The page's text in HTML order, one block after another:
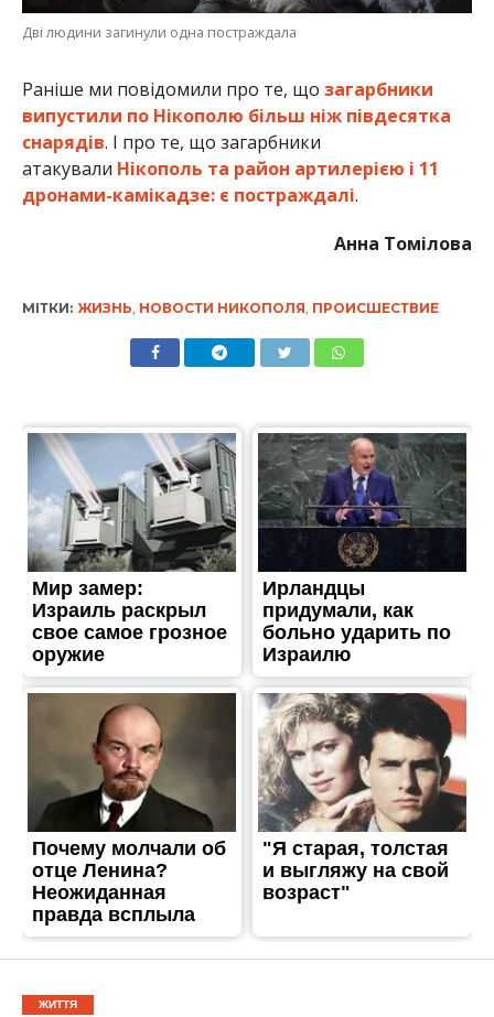
Дві людини загинули одна постраждала
Раніше ми повідомили про те, що загарбники
випустили по Нікополю більш ніж півдесятка
снарядів. І про те, що загарбники
атакували Нікополь та район артилерією і 11
дронами-камікадзе: є постраждалі.
Анна Томілова
МІТКИ: ЖИЗНЬ НОВОСТИ НИКОПОЛЯ ПРОИСШЕСТВИЕ
ЖИТТЯ